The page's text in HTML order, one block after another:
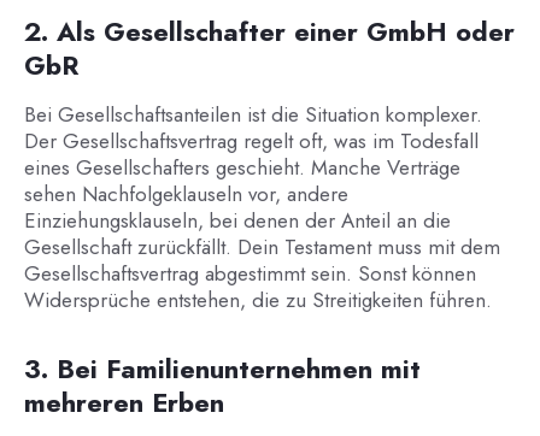
2. Als Gesellschafter einer GmbH oder
GbR
Bei Gesellschaftsanteilen ist die Situation komplexer.
Der Gesellschaftsvertrag regelt oft, was im Todesfall
eines Gesellschafters geschieht. Manche Verträge
sehen Nachfolgeklauseln vor, andere
Einziehungsklauseln, bei denen der Anteil an die
Gesellschaft zurückfällt. Dein Testament muss mit dem
Gesellschaftsvertrag abgestimmt sein. Sonst können
Widersprüche entstehen, die zu Streitigkeiten führen.
3. Bei Familienunternehmen mit
mehreren Erben